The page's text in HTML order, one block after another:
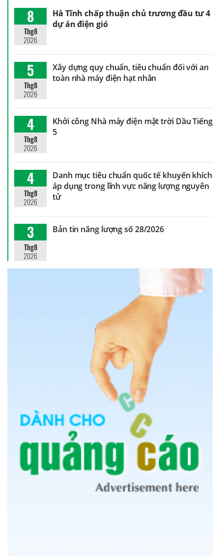
8
Thg8
2026
Hà Tĩnh chấp thuận chủ trương đầu tư 4
dự án điện gió
5
Thg8
2026
Xây dựng quy chuẩn, tiêu chuẩn đối với an
toàn nhà máy điện hạt nhân
4
Thg8
2026
Khởi công Nhà máy điện mặt trời Dầu Tiếng
5
4
Thg8
2026
Danh mục tiêu chuẩn quốc tế khuyến khích
áp dụng trong lĩnh vực năng lượng nguyên
tử
3
Thg8
2026
Bản tin năng lượng số 28/2026